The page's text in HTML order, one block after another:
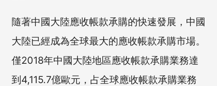
隨著中國大陸應收帳款承購的快速發展，中國
大陸已經成為全球最大的應收帳款承購市場。
僅2018年中國大陸地區應收帳款承購業務達
到4,115.7億歐元，占全球應收帳款承購業務